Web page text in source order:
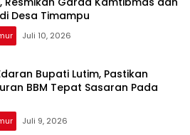
Desa Timampu
Juli 10, 2026
Bupati Lutim, Pastikan
BBM Tepat Sasaran Pada
Juli 9, 2026